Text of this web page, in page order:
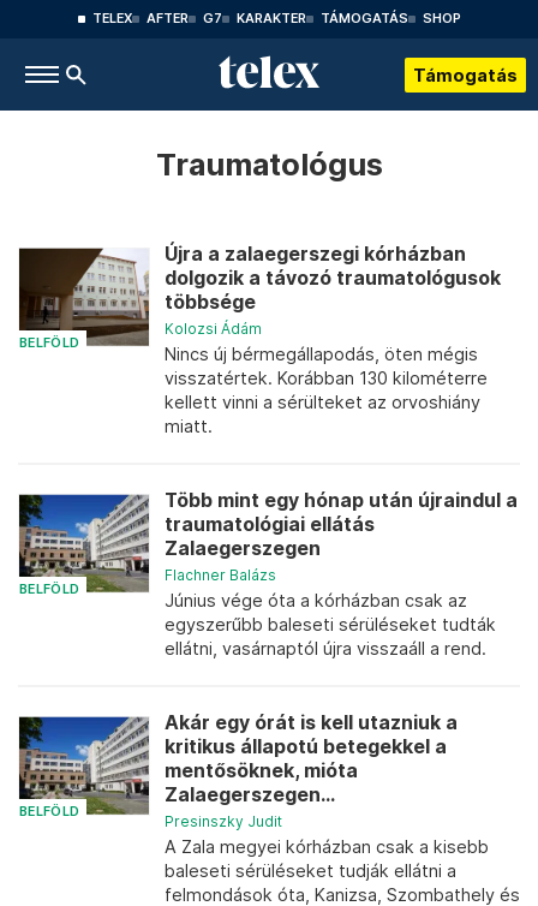
TELEX AFTER G7 KARAKTER TÁMOGATÁS SHOP
Támogatás
Traumatológus
BELFÖLD
Újra a zalaegerszegi kórházban
dolgozik a távozó traumatológusok
többsége
Kolozsi Ádám
Nincs új bérmegállapodás, öten mégis
visszatértek. Korábban 130 kilométerre
kellett vinni a sérülteket az orvoshiány
miatt.
BELFÖLD
Több mint egy hónap után újraindul a
traumatológiai ellátás
Zalaegerszegen
Flachner Balázs
Június vége óta a kórházban csak az
egyszerűbb baleseti sérüléseket tudták
ellátni, vasárnaptól újra visszaáll a rend.
BELFÖLD
Akár egy órát is kell utazniuk a
kritikus állapotú betegekkel a
mentősöknek, mióta
Zalaegerszegen...
Presinszky Judit
A Zala megyei kórházban csak a kisebb
baleseti sérüléseket tudják ellátni a
felmondások óta, Kanizsa, Szombathely és